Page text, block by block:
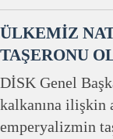
ÜLKEMİZ
TAŞERONU
DİSK Genel
kalkanına ilişkin
emperyalizmin